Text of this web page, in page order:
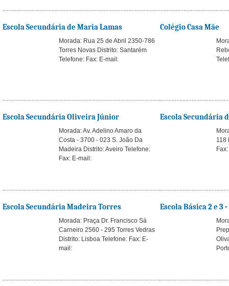
Escola Secundária de Maria Lamas
Morada: Rua 25 de Abril 2350-786
Torres Novas Distrito: Santarém
Telefone: Fax: E-mail:
Colégio Casa Mãe
Escola Secundária Oliveira Júnior
Morada: Av. Adelino Amaro da
Costa - 3700 - 023 S. João Da
Madeira Distrito: Aveiro Telefone:
Fax: E-mail:
Escola Secundária
118
Escola Secundária Madeira Torres
Morada: Praça Dr. Francisco Sá
Carneiro 2560 - 295 Torres Vedras
Distrito: Lisboa Telefone: Fax: E-
mail:
Escola Básica 2 e 3